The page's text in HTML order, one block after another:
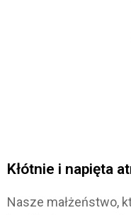
Kłótnie i napięta
Nasze małżeństwo,